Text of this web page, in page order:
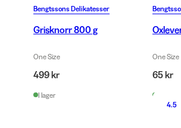
Bengtssons Delikatesser
Grisknorr 800 g
One Size
499 kr
I lager
One Size
65 kr
4.5